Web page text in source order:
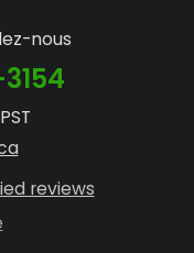
nous
reviews